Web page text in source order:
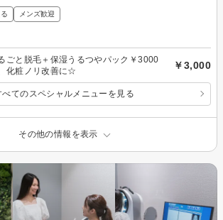
メンズ歓迎
ごと脱毛＋保湿うるつやパック￥3000
化粧ノリ改善に☆
￥3,000
べてのスペシャルメニューを見る
その他の情報を表示